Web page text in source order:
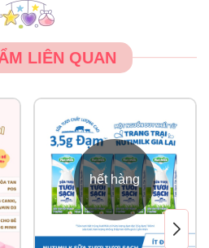
LIÊN QUAN
hết hàng